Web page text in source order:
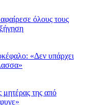
όλους τους
«Δεν υπάρχει
της από